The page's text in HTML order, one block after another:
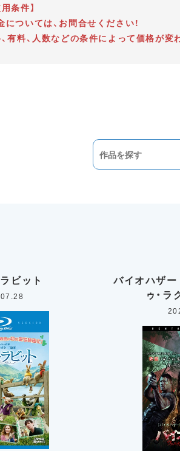
条件】
ついては、お問合せください！
、有料、人数などの条件によって価格が変
ビット
バイオハザ
ゥ・ラ